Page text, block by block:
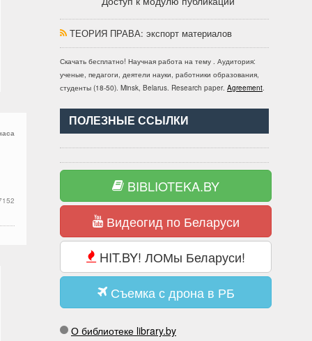
ТЕОРИЯ ПРАВА: экспорт материалов
Скачать бесплатно! Научная работа на тему . Аудитория:
ученые, педагоги, деятели науки, работники образования,
студенты (18-50). Minsk, Belarus. Research paper. Agreement.
ПОЛЕЗНЫЕ ССЫЛКИ
BIBLIOTEKA.BY
Видеогид по Беларуси
HIT.BY! ЛОМы Беларуси!
Съемка с дрона в РБ
О библиотеке library.by